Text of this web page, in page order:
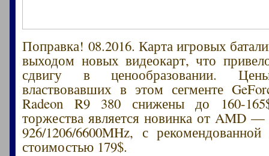
Поправка! 08.2016. Карта игровых
выходом новых видеокарт, что
сдвигу в ценообразовании.
властвовавших в этом сегменте
Radeon R9 380 снижены до 160-
торжества является новинка от AMD —
926/1206/6600MHz, с рекомендованной
стоимостью 179$.